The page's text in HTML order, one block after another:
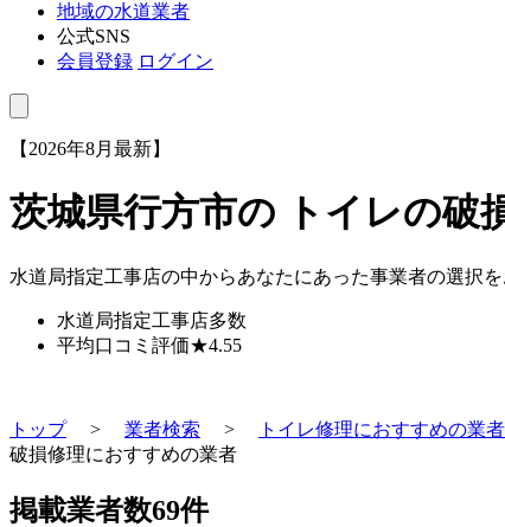
地域の水道業者
公式SNS
会員登録 ログイン
【2026年8月最新】
茨城県行方市の トイレの破
水道局指定工事店の中からあなたにあった事業者の選択を
水道局指定工事店多数
平均口コミ評価★4.55
トップ> 業者検索 > トイレ修理におすすめの業者
破損修理におすすめの業者
掲載業者数69件